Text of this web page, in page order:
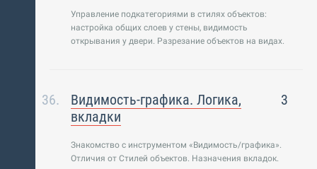
Управление подкатегориями в стилях объектов:
настройка общих слоев у стены, видимость
открывания у двери. Разрезание объектов на видах.
Видимость-графика. Логика,
вкладки
3
Знакомство с инструментом «Видимость/графика».
Отличия от Стилей объектов. Назначения вкладок.